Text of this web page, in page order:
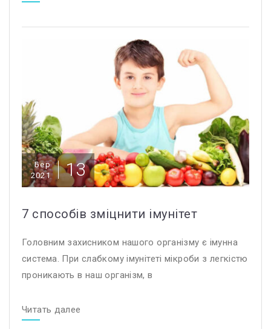
Бер
2021
13
7 способів зміцнити імунітет
Головним захисником нашого організму є імунна
система. При слабкому імунітеті мікроби з легкістю
проникають в наш організм, в
Читать далее